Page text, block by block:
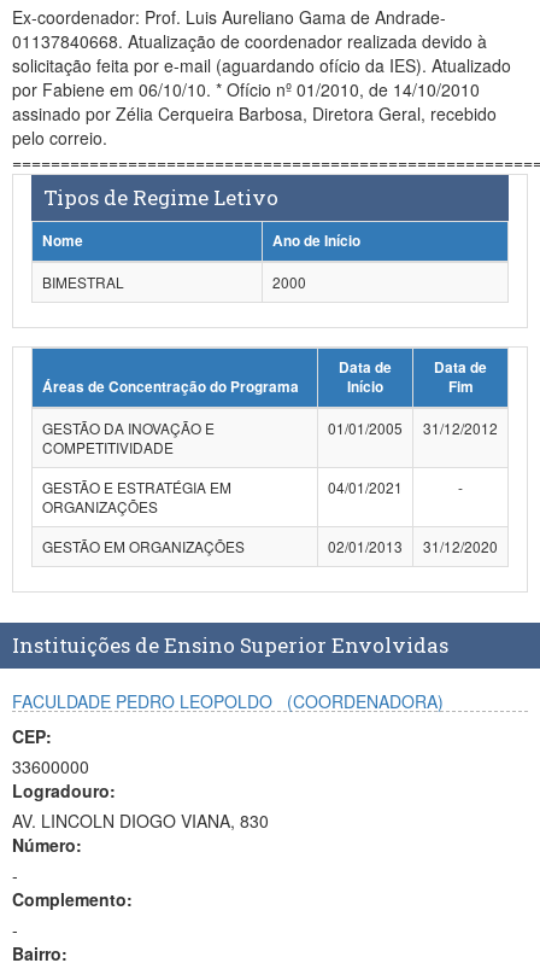
Ministério da Mulher, da Família e dos Direitos Humanos
Secretaria-Geral
Secretaria de Governo
Gabinete de Segurança Institucional
Advocacia-Geral da União
Planalto
Ex-coordenador: Prof. Luis Aureliano Gama de Andrade-
01137840668. Atualização de coordenador realizada devido à
solicitação feita por e-mail (aguardando ofício da IES). Atualizado
por Fabiene em 06/10/10. * Ofício nº 01/2010, de 14/10/2010
assinado por Zélia Cerqueira Barbosa, Diretora Geral, recebido
pelo correio.
Tipos de Regime Letivo
Nome
Ano de Início
BIMESTRAL
2000
Áreas de Concentração do Programa
Data de
Início
Data de
Fim
GESTÃO DA INOVAÇÃO E
COMPETITIVIDADE
01/01/2005 31/12/2012
GESTÃO E ESTRATÉGIA EM
ORGANIZAÇÕES
04/01/2021 -
GESTÃO EM ORGANIZAÇÕES 02/01/2013 31/12/2020
Instituições de Ensino Superior Envolvidas
FACULDADE PEDRO LEOPOLDO
(COORDENADORA)
CEP:
33600000
Logradouro:
AV. LINCOLN DIOGO VIANA, 830
Número:
-
Complemento:
-
Bairro: